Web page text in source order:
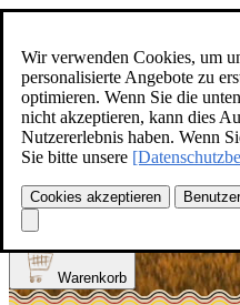
Wir verwenden Cookies, um
personalisierte Angebote zu
optimieren. Wenn Sie die
nicht akzeptieren, kann dies
Nutzererlebnis haben. Wenn
Sie bitte unsere
Cookies akzeptieren
Zum Inhalt springen
+49(0)5129-308
Produkt finden
0
Warenkorb